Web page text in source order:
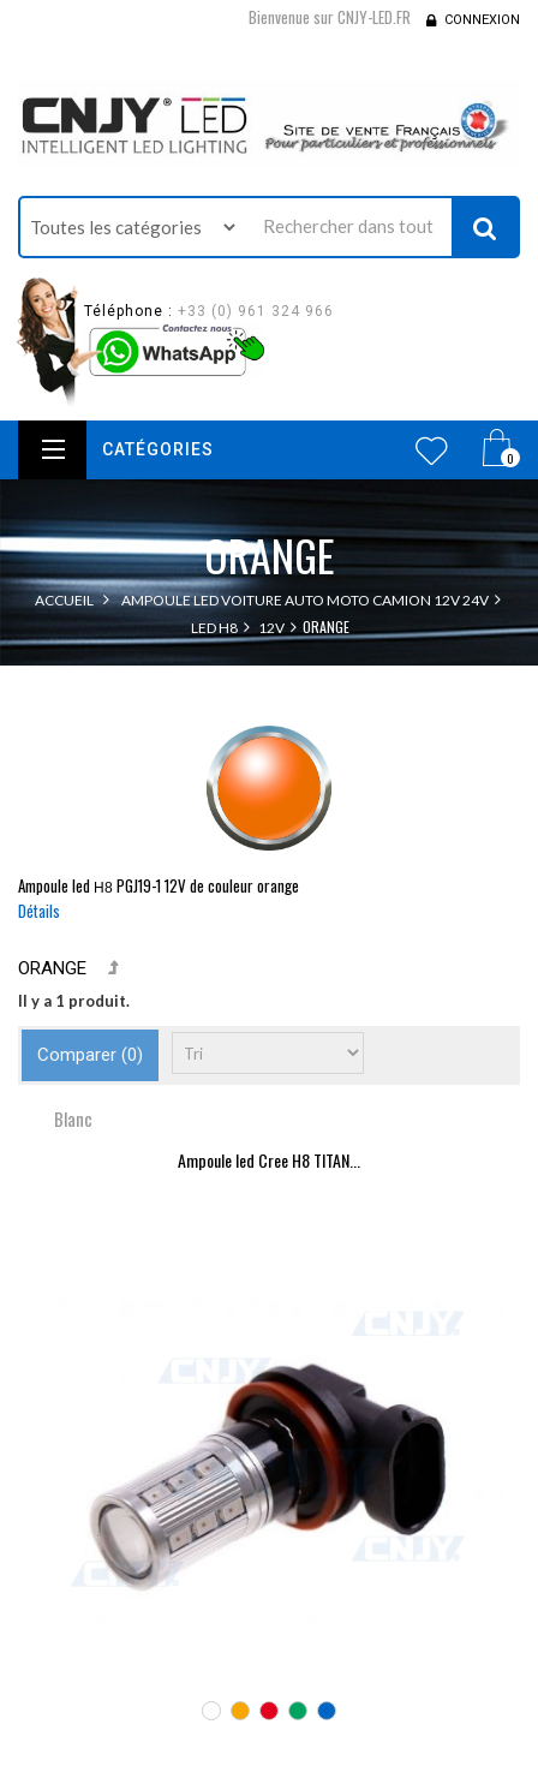
Bienvenue sur CNJY-LED.FR CONNEXION
Téléphone : +33 (0) 961 324 966
0
CATÉGORIES
ORANGE
ACCUEIL
AMPOULE LED VOITURE AUTO MOTO CAMION 12V 24V
LED H8
12V ORANGE
Ampoule led H8 PGJ19-112V de couleur orange
Détails
ORANGE
Il y a 1 produit.
Comparer (0)
Blanc
Ampoule led Cree H8 TITAN...